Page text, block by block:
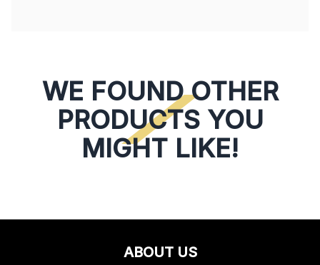
WE FOUND OTHER
PRODUCTS YOU
MIGHT LIKE!
ABOUT US